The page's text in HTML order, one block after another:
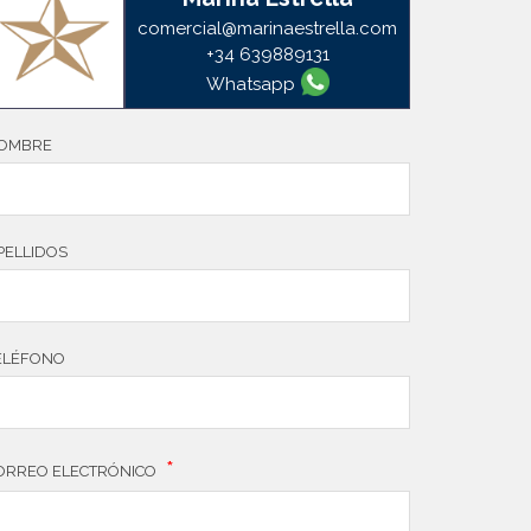
comercial@marinaestrella.com
+34 639889131
Whatsapp
ELECTRÓNICO *